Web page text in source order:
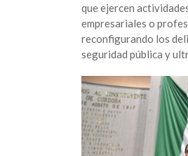
que ejercen
empresariales o
reconfigurando los
seguridad pública y